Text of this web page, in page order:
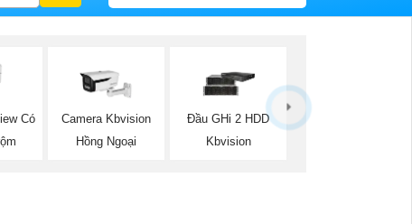
Có
Camera Kbvision
Hồng Ngoại
Đầu GHi 2 HDD
Kbvision